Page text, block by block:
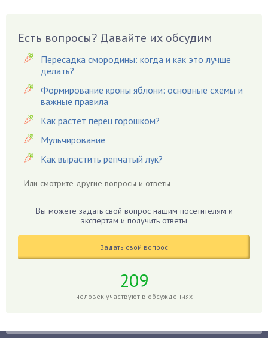
Вешенки
Виноград
Вредители
Гардения
Гацания
Гвоздики
Георгины
Гиацинт
Гладиолусы
Есть вопросы? Давайте их обсудим
Пересадка смородины: когда и как это лучше
делать?
Формирование кроны яблони: основные схемы и
важные правила
Как растет перец горошком?
Мульчирование
Как вырастить репчатый лук?
Или смотрите другие вопросы и ответы
Вы можете задать свой вопрос нашим посетителям и
экспертам и получить ответы
Задать свой вопрос
209
человек участвуют в обсуждениях